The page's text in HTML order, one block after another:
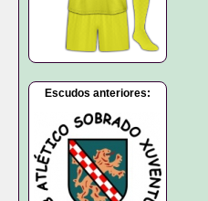
Escudos anteriores: